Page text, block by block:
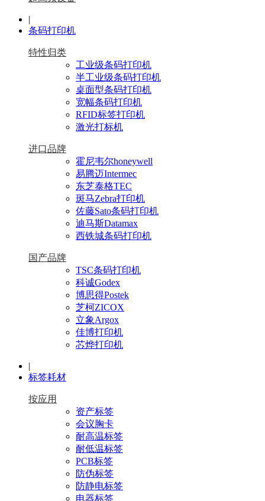
|
条码打印机
特性归类
工业级条码打印机
半工业级条码打印机
桌面型条码打印机
宽幅条码打印机
RFID标签打印机
激光打标机
进口品牌
霍尼韦尔honeywell
易腾迈Intermec
东芝泰格TEC
斑马Zebra打印机
佐藤Sato条码打印机
迪马斯Datamax
西铁城条码打印机
国产品牌
TSC条码打印机
科诚Godex
博思得Postek
芝柯ZICOX
立象Argox
佳博打印机
芯烨打印机
|
标签耗材
按应用
资产标签
会议胸卡
耐高温标签
耐低温标签
PCB标签
防伪标签
防静电标签
电器标签